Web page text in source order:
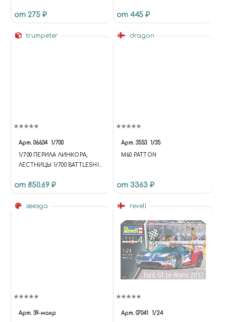
ГЛЯНЦЕВЫЙ ЛАК. 14 МЛ.
от 275 ₽ от 445 ₽
trumpeter
Арт. 06634 1/700
1/700 ПЕРИЛА ЛИНКОРА,
ЛЕСТНИЦЫ 1/700 BATTLESHIP
от 850.69 ₽
dragon
Арт. 3553 1/35
M60 PATTON
от 3363 ₽
звезда
Арт. 39-макр
revell
Арт. 07041 1/24